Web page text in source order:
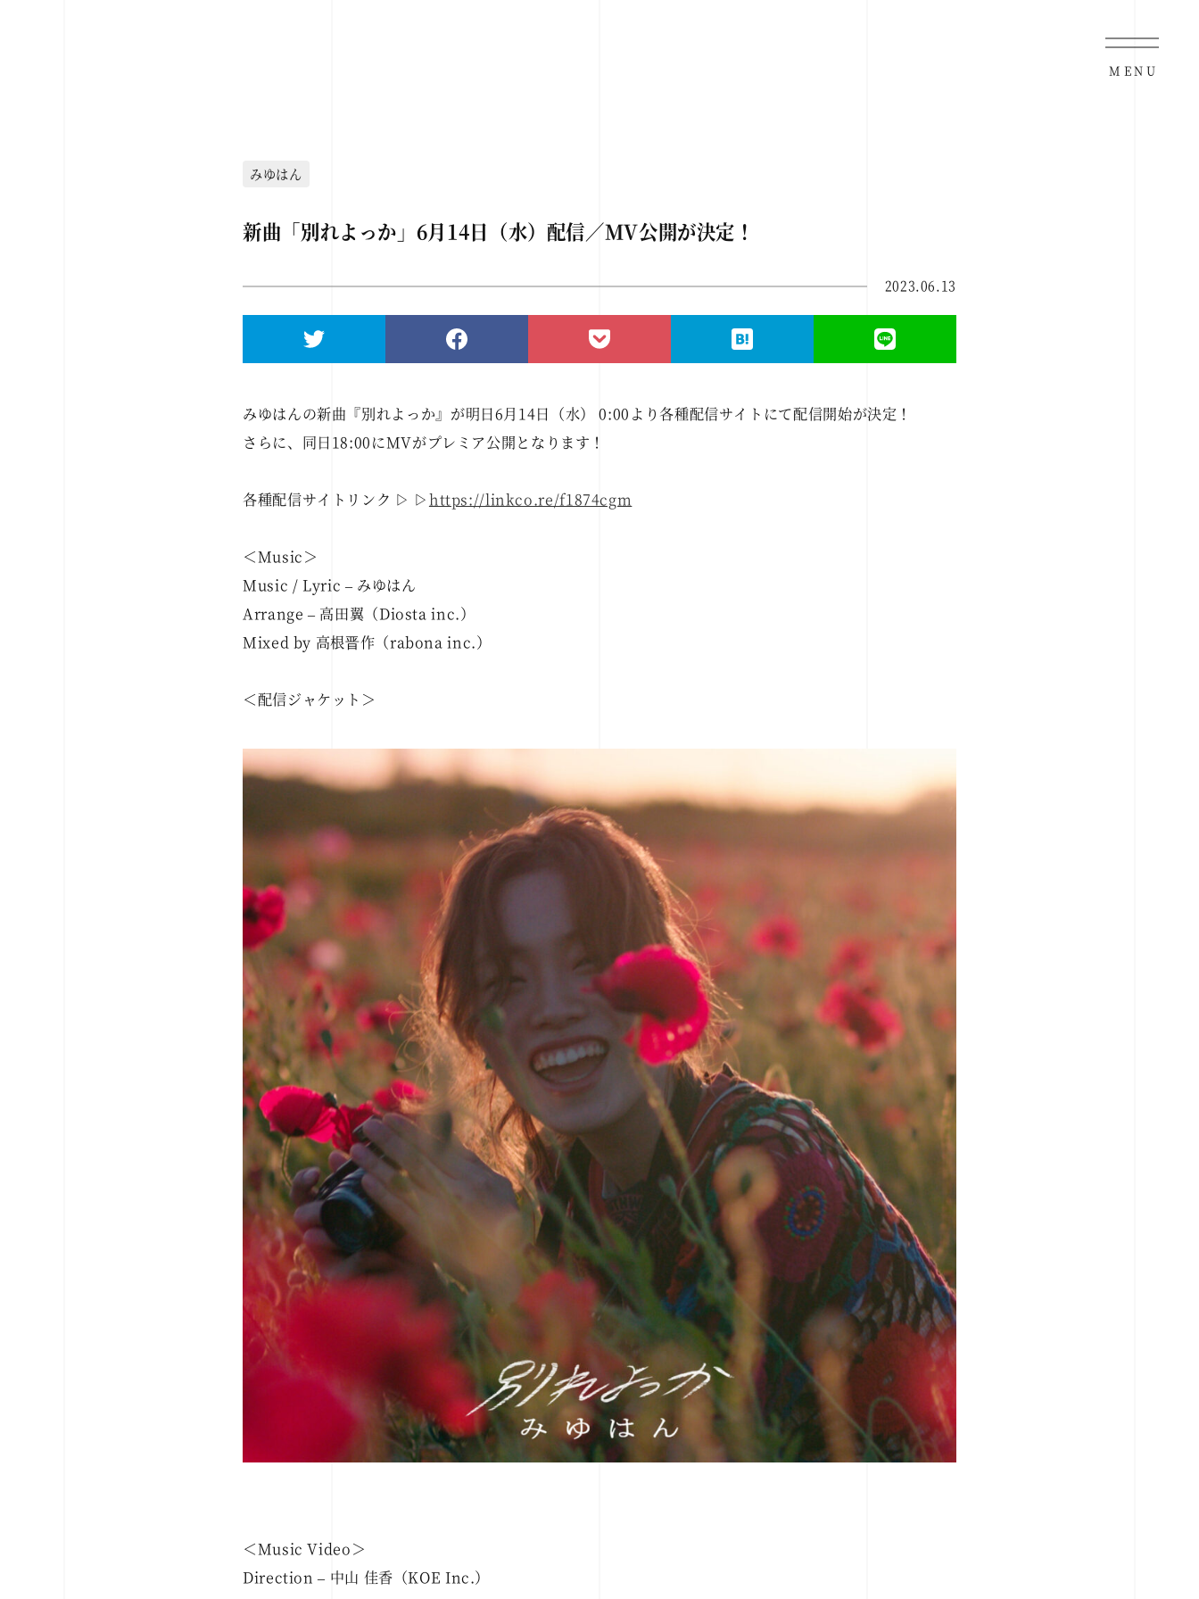
MENU
みゆはん
新曲「別れよっか」6月14日（水）配信／MV公開が決定！
2023.06.13
みゆはんの新曲『別れよっか』が明日6月14日（水） 0:00より各種配信サイトにて配信開始が決定！
さらに、同日18:00にMVがプレミア公開となります！
各種配信サイトリンク ▷ ▷https://linkco.re/f1874cgm
＜Music＞
Music / Lyric – みゆはん
Arrange – 高田翼（Diosta inc.）
Mixed by 高根晋作（rabona inc.）
＜配信ジャケット＞
＜Music Video＞
Direction – 中山 佳香（KOE Inc.）